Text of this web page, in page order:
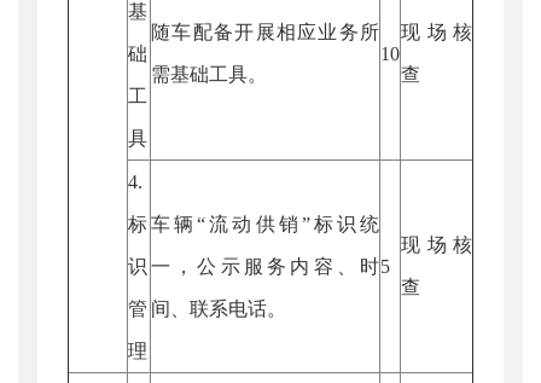
基
础
工
具
随车配备开展相应业务所
需基础工具。
10
现场核
查
4.
标
识
管
理
车辆“流动供销”标识统
一，公示服务内容、时
间、联系电话。
5
现场核
查